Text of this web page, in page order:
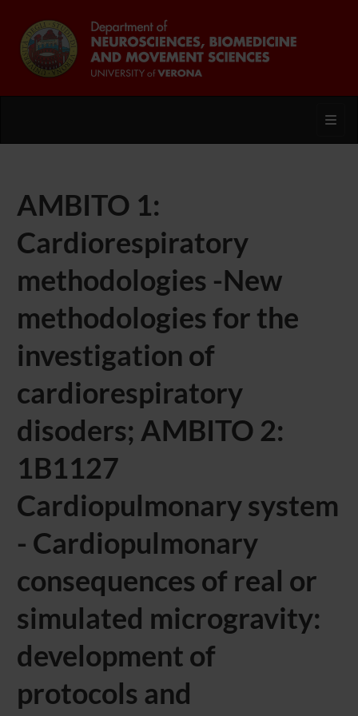
AMBITO 1:
Cardiorespiratory
methodologies -New
methodologies for the
investigation of
cardiorespiratory
disoders; AMBITO 2:
1B1127
Cardiopulmonary system
- Cardiopulmonary
consequences of real or
simulated microgravity:
development of
protocols and